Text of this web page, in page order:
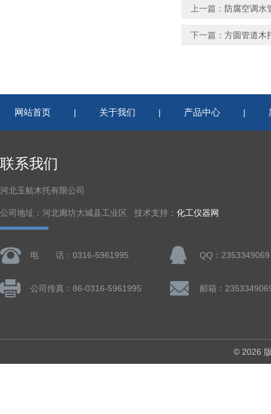
上一篇： 防腐空调水
下一篇： 方圆管道木
网站首页 | 关于我们 | 产品中心 |
联系我们
河北玉航木托有限公司
公司地址：河北廊坊大城县工业区 技术支持： 化工仪器网
电 话：0316-5961995 QQ：2353349069
公司传真：86-0316-5961995 邮箱：
© 2026